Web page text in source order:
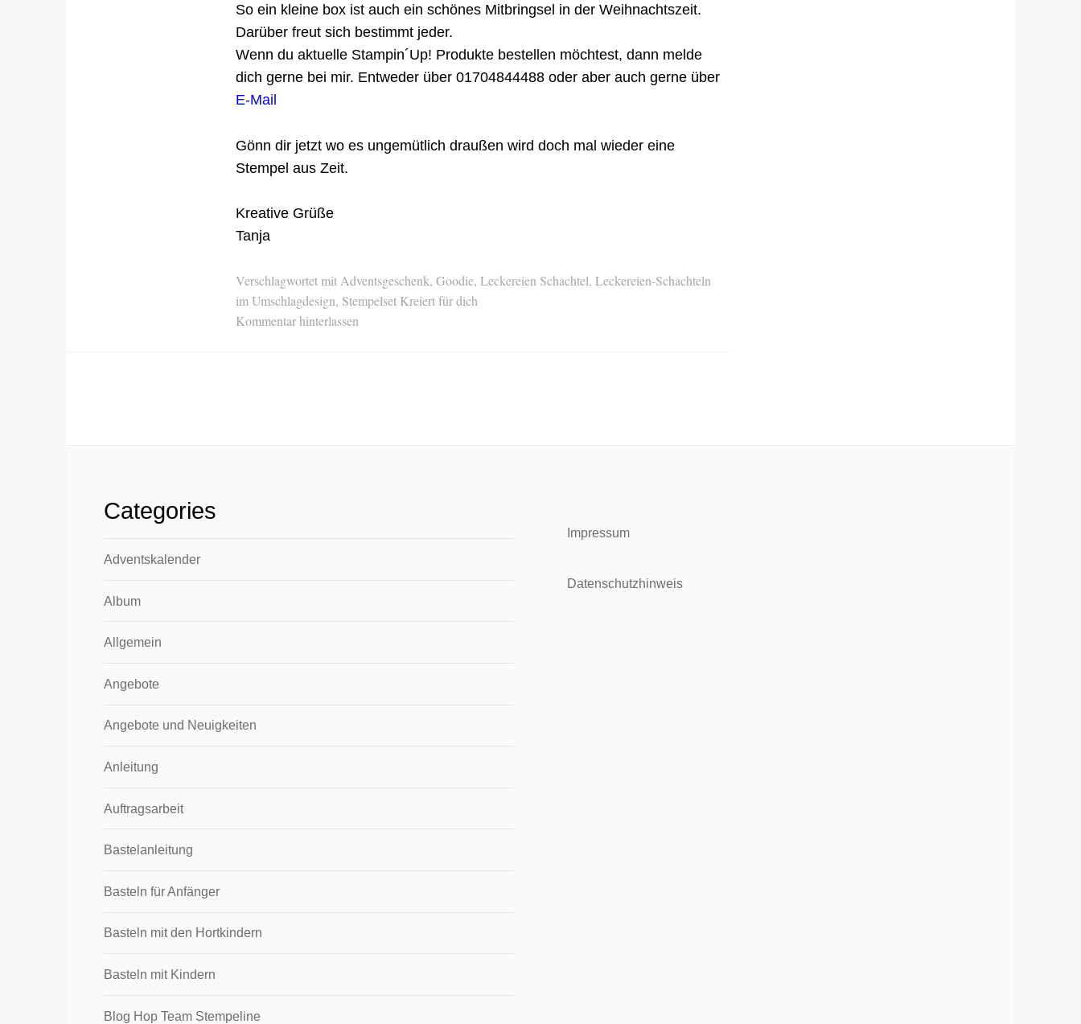
So ein kleine box ist auch ein schönes Mitbringsel in der Weihnachtszeit.
Darüber freut sich bestimmt jeder.
Wenn du aktuelle Stampin´Up! Produkte bestellen möchtest, dann melde
dich gerne bei mir. Entweder über 01704844488 oder aber auch gerne über
E-Mail
Gönn dir jetzt wo es ungemütlich draußen wird doch mal wieder eine
Stempel aus Zeit.
Kreative Grüße
Tanja
Verschlagwortet mitAdventsgeschenk, Goodie, Leckereien Schachtel, Leckereien-Schachteln
im Umschlagdesign, Stempelset Kreiert für dich
Kommentar hinterlassen
Categories
Adventskalender
Album
Allgemein
Angebote
Angebote und Neuigkeiten
Anleitung
Auftragsarbeit
Bastelanleitung
Basteln für Anfänger
Basteln mit den Hortkindern
Basteln mit Kindern
Blog Hop Team Stempeline
Impressum
Datenschutzhinweis